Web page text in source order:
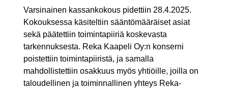
Varsinainen kassankokous pidettiin 28.4.2025.
Kokouksessa käsiteltiin sääntömääräiset asiat
sekä päätettiin toimintapiiriä koskevasta
tarkennuksesta. Reka Kaapeli Oy:n konserni
poistettiin toimintapiiristä, ja samalla
mahdollistettiin osakkuus myös yhtiöille, joilla on
taloudellinen ja toiminnallinen yhteys Reka-